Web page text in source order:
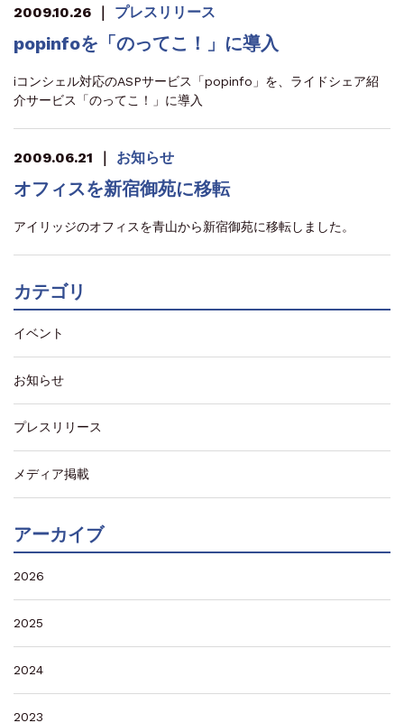
2009.10.26 ｜ プレスリリース
popinfoを「のってこ！」に導入
iコンシェル対応のASPサービス「popinfo」を、ライドシェア紹
介サービス「のってこ！」に導入
2009.06.21 ｜ お知らせ
オフィスを新宿御苑に移転
アイリッジのオフィスを青山から新宿御苑に移転しました。
カテゴリ
イベント
お知らせ
プレスリリース
メディア掲載
アーカイブ
2026
2025
2024
2023